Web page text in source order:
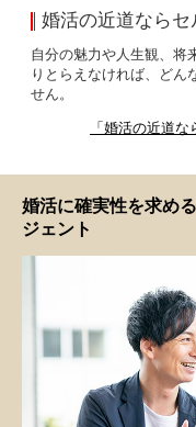
婚活の近道ならセ
自分の魅力や人生観、将
りとらえなければ、どん
せん。
「婚活の近道
婚活に確実性を求める
ジェント